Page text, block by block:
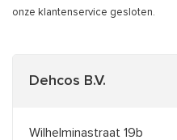
onze klantenservice gesloten.
Dehcos B.V.
Wilhelminastraat 19b